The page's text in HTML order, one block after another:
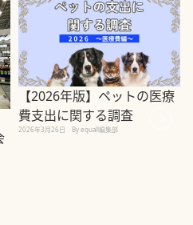
【2026年版】ペットの医療
費支出に関する調査
2026年3月26日 By equall編集部